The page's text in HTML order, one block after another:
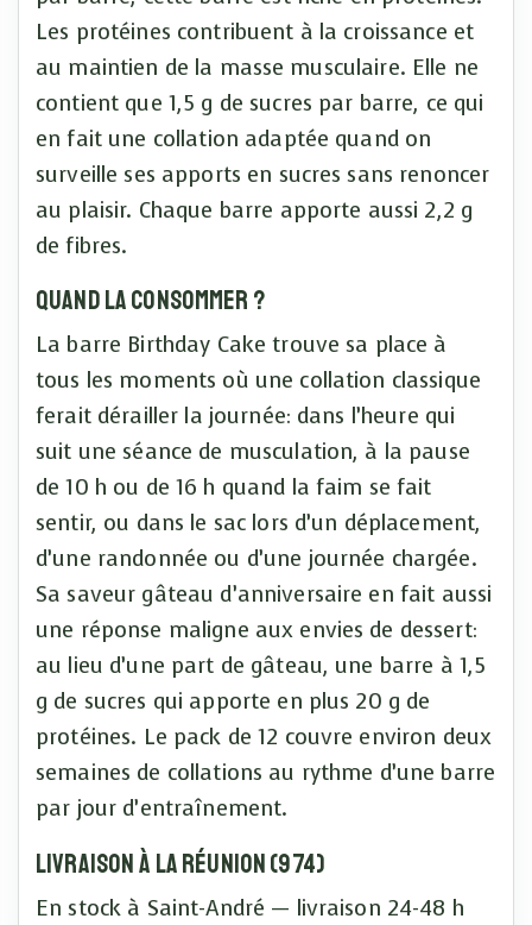
Les protéines contribuent à la croissance et
au maintien de la masse musculaire. Elle ne
contient que 1,5 g de sucres par barre, ce qui
en fait une collation adaptée quand on
surveille ses apports en sucres sans renoncer
au plaisir. Chaque barre apporte aussi 2,2 g
de fibres.
Quand la consommer ?
La barre Birthday Cake trouve sa place à
tous les moments où une collation classique
ferait dérailler la journée: dans l’heure qui
suit une séance de musculation, à la pause
de 10 h ou de 16 h quand la faim se fait
sentir, ou dans le sac lors d’un déplacement,
d’une randonnée ou d’une journée chargée.
Sa saveur gâteau d’anniversaire en fait aussi
une réponse maligne aux envies de dessert:
au lieu d’une part de gâteau, une barre à 1,5
g de sucres qui apporte en plus 20 g de
protéines. Le pack de 12 couvre environ deux
semaines de collations au rythme d’une barre
par jour d’entraînement.
Livraison à La Réunion (974)
En stock à Saint-André — livraison 24-48 h